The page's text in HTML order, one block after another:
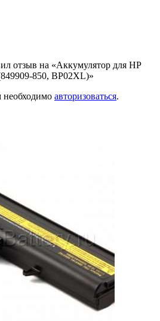
отзыв на «Аккумулятор для HP
850, BP02XL)»
необходимо авторизоваться.